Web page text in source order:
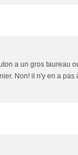
a un gros taureau
Non! il n'y en a pas